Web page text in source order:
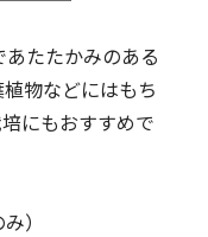
たたかみのある
物などにはもち
にもおすすめで
）